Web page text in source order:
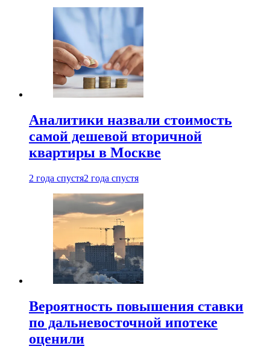
Аналитики назвали стоимость
самой дешевой вторичной
квартиры в Москве
2 года спустя2 года спустя
Вероятность повышения ставки
по дальневосточной ипотеке
оценили